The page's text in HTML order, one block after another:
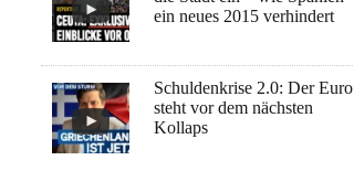
ein neues 2015 verhindert
Schuldenkrise 2.0: Der Euro
steht vor dem nächsten
Kollaps